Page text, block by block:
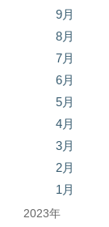
9月
8月
7月
6月
5月
4月
3月
2月
1月
2023年